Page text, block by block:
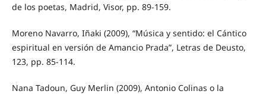
de los poetas, Madrid, Visor, pp. 89-159.
Moreno Navarro, Iñaki (2009), “Música y sentido: el Cántico
espiritual en versión de Amancio Prada”, Letras de Deusto,
123, pp. 85-114.
Nana Tadoun, Guy Merlin (2009), Antonio Colinas o la